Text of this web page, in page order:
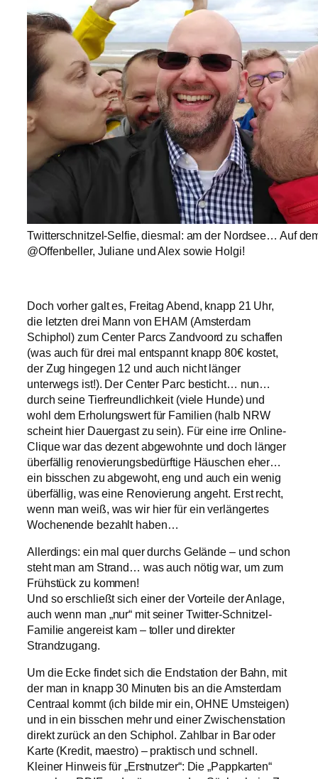
Twitterschnitzel-Selfie, diesmal: am der Nordsee… Auf
@Offenbeller, Juliane und Alex sowie Holgi!
Doch vorher galt es, Freitag Abend, knapp 21 Uhr,
die letzten drei Mann von EHAM (Amsterdam
Schiphol) zum Center Parcs Zandvoord zu schaffen
(was auch für drei mal entspannt knapp 80€ kostet,
der Zug hingegen 12 und auch nicht länger
unterwegs ist!). Der Center Parc besticht… nun…
durch seine Tierfreundlichkeit (viele Hunde) und
wohl dem Erholungswert für Familien (halb NRW
scheint hier Dauergast zu sein). Für eine irre Online-
Clique war das dezent abgewohnte und doch länger
überfällig renovierungsbedürftige Häuschen eher…
ein bisschen zu abgewoht, eng und auch ein wenig
überfällig, was eine Renovierung angeht. Erst recht,
wenn man weiß, was wir hier für ein verlängertes
Wochenende bezahlt haben…
Allerdings: ein mal quer durchs Gelände – und schon
steht man am Strand… was auch nötig war, um zum
Frühstück zu kommen!
Und so erschließt sich einer der Vorteile der Anlage,
auch wenn man „nur“ mit seiner Twitter-Schnitzel-
Familie angereist kam – toller und direkter
Strandzugang.
Um die Ecke findet sich die Endstation der Bahn, mit
der man in knapp 30 Minuten bis an die Amsterdam
Centraal kommt (ich bilde mir ein, OHNE Umsteigen)
und in ein bisschen mehr und einer Zwischenstation
direkt zurück an den Schiphol. Zahlbar in Bar oder
Karte (Kredit, maestro) – praktisch und schnell.
Kleiner Hinweis für „Erstnutzer“: Die „Pappkarten“